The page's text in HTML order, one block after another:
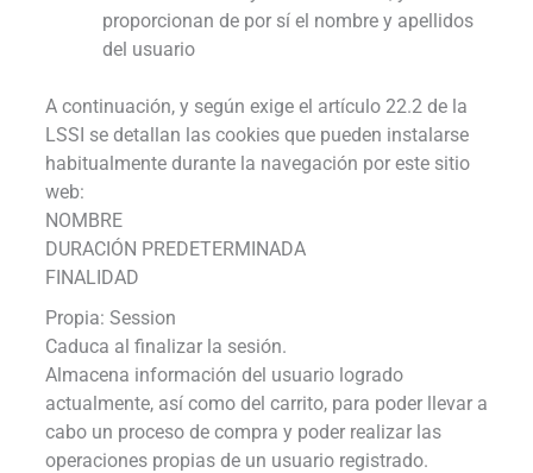
proporcionan de por sí el nombre y apellidos
del usuario
A continuación, y según exige el artículo 22.2 de la
LSSI se detallan las cookies que pueden instalarse
habitualmente durante la navegación por este sitio
web:
NOMBRE
DURACIÓN PREDETERMINADA
FINALIDAD
Propia: Session
Caduca al finalizar la sesión.
Almacena información del usuario logrado
actualmente, así como del carrito, para poder llevar a
cabo un proceso de compra y poder realizar las
operaciones propias de un usuario registrado.